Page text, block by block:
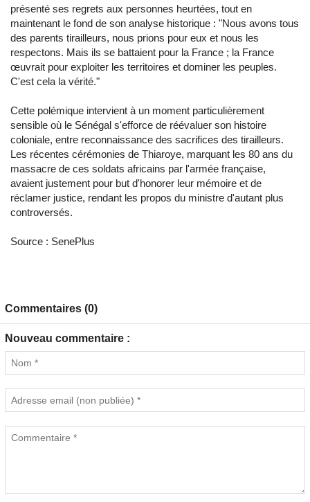
présenté ses regrets aux personnes heurtées, tout en
maintenant le fond de son analyse historique : "Nous avons tous
des parents tirailleurs, nous prions pour eux et nous les
respectons. Mais ils se battaient pour la France ; la France
œuvrait pour exploiter les territoires et dominer les peuples.
C'est cela la vérité."
Cette polémique intervient à un moment particulièrement
sensible où le Sénégal s'efforce de réévaluer son histoire
coloniale, entre reconnaissance des sacrifices des tirailleurs.
Les récentes cérémonies de Thiaroye, marquant les 80 ans du
massacre de ces soldats africains par l'armée française,
avaient justement pour but d'honorer leur mémoire et de
réclamer justice, rendant les propos du ministre d'autant plus
controversés.
Source : SenePlus
Commentaires (0)
Nouveau commentaire :